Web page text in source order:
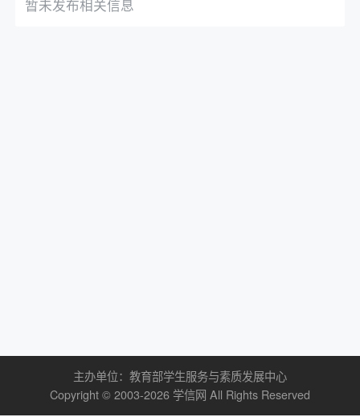
暂未发布相关信息
主办单位： 教育部学生服务与素质发展中心
Copyright © 2003-2026 学信网 All Rights Reserved